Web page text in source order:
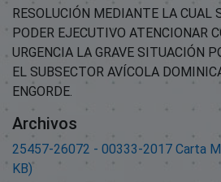
RESOLUCIÓN MEDIANTE LA CUAL
PODER EJECUTIVO ATENCIONAR
URGENCIA LA GRAVE SITUACIÓN
EL SUBSECTOR AVÍCOLA
ENGORDE.
Archivos
25457-26072 - 00333-2017 Carta
KB)